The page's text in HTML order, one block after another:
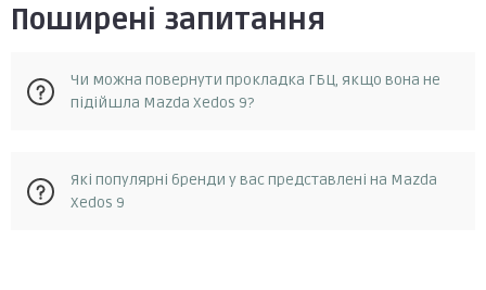
Поширені запитання
Чи можна повернути прокладка ГБЦ, якщо вона не
підійшла Mazda Xedos 9?
можна повернути протягом 14 днів з моменту отримання.
Повернення можливе за умови, що запчастина не була в
Які популярні бренди у вас представлені на Mazda
Xedos 9